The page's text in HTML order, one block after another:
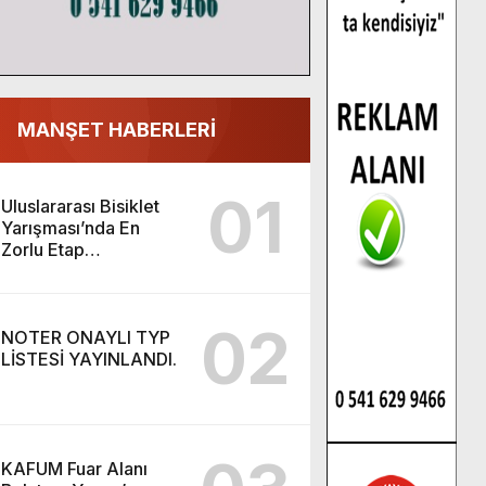
MANŞET HABERLERİ
Uluslararası Bisiklet
Yarışması’nda En
Zorlu Etap
01
NOTER ONAYLI TYP
LİSTESİ YAYINLANDI.
02
KAFUM Fuar Alanı